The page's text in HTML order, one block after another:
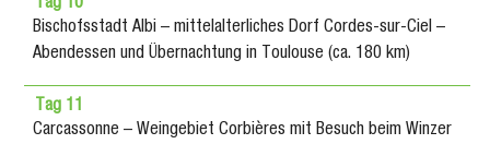
Tag 10
Bischofsstadt Albi – mittelalterliches Dorf Cordes-sur-Ciel –
Abendessen und Übernachtung in Toulouse (ca. 180 km)
Tag 11
Carcassonne – Weingebiet Corbières mit Besuch beim Winzer